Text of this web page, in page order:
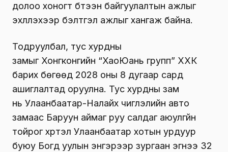
долоо хоногт бүтээн байгуулалтын ажлыг
эхлүүлэхээр бэлтгэл ажлыг хангаж байна.
Тодруулбал, тус хурдны
замыг Хонгконгийн “ХаоЮань групп” ХХК
барих бөгөөд 2028 оны 8 дугаар сард
ашиглалтад оруулна. Тус хурдны зам
нь Улаанбаатар-Налайх чиглэлийн авто
замаас Баруун аймаг руу салдаг аюулгүйн
тойрог хүртэл Улаанбаатар хотын урдуур
буюу Богд уулын энгэрээр зургаан эгнээ 32